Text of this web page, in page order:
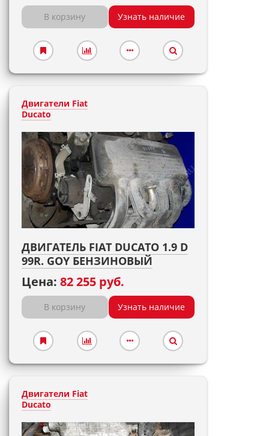
В корзину Узнать наличие
Двигатели Fiat
Ducato
ДВИГАТЕЛЬ FIAT DUCATO 1.9 D
99R. GOY БЕНЗИНОВЫЙ
Цена: 82 255 руб.
В корзину Узнать наличие
Двигатели Fiat
Ducato